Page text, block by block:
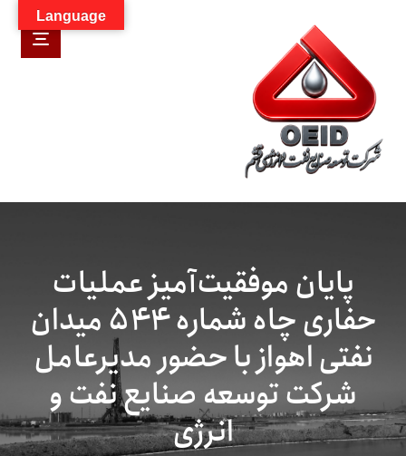
پایان موفقیت‌آمیز عملیات
حفاری چاه شماره ۵۴۴ میدان
نفتی اهواز با حضور مدیرعامل
شرکت توسعه صنایع نفت و
انرژی
Language